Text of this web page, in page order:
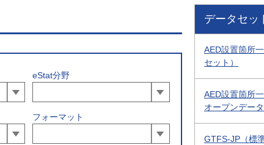
eStat分野
フォーマット
データセッ
AED設置箇所
セット）
AED設置箇所
オープンデータ
GTFS-JP（標